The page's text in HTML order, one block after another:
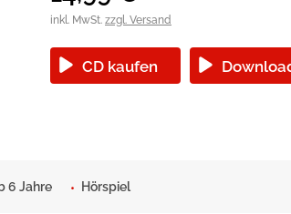
inkl. MwSt. zzgl. Versand
CD kaufen
6 Jahre Hörspiel